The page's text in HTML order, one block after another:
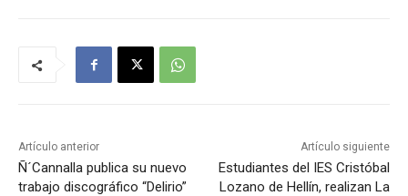
Artículo anterior
Ñ´Cannalla publica su nuevo
trabajo discográfico “Delirio”
Artículo siguiente
Estudiantes del IES Cristóbal
Lozano de Hellín, realizan La